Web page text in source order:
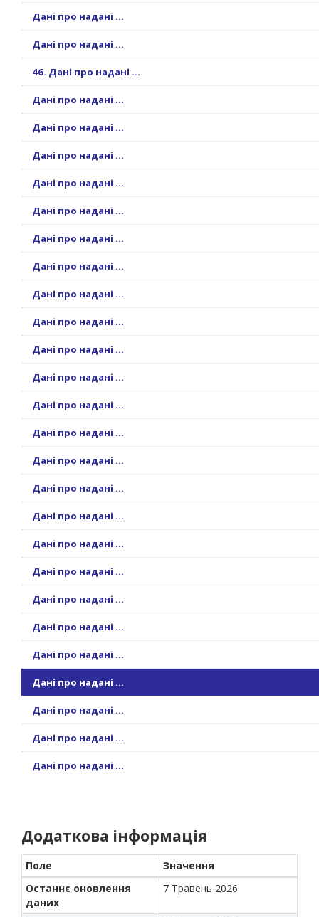
Дані про надані ...
Дані про надані ...
46. Дані про надані ...
Дані про надані ...
Дані про надані ...
Дані про надані ...
Дані про надані ...
Дані про надані ...
Дані про надані ...
Дані про надані ...
Дані про надані ...
Дані про надані ...
Дані про надані ...
Дані про надані ...
Дані про надані ...
Дані про надані ...
Дані про надані ...
Дані про надані ...
Дані про надані ...
Дані про надані ...
Дані про надані ...
Дані про надані ...
Дані про надані ...
Дані про надані ...
Дані про надані ...
Дані про надані ...
Дані про надані ...
Дані про надані ...
Додаткова інформація
Поле
Значення
Останнє оновлення
даних
7 Травень 2026